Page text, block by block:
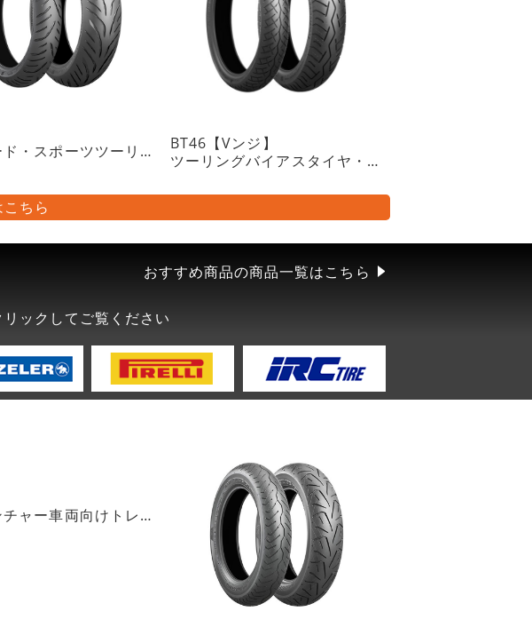
オンロード・スポーツツーリングラジアルタイヤ・チューブレスタイプ
BT46【Vンジ】
ツーリングバイアスタイヤ・チューブレスタイプ
ちら
おすすめ商品の商品一覧はこちら
ックしてご覧ください
アドベンチャー車両向けトレイル・ラジアルタイヤ・チューブレスタイプ